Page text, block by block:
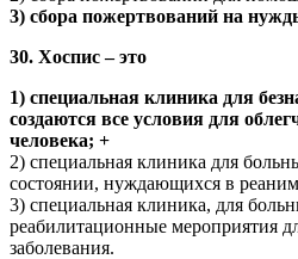
3) сбора пожертвований на
30. Хоспис – это
1) специальная клиника для
создаются все условия для
человека; +
2) специальная клиника для
состоянии, нуждающихся в
3) специальная клиника, для
реабилитационные мероприятия
заболевания.